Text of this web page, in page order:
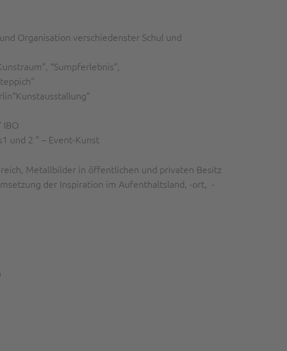
Organisation verschiedenster Schul und
“Sumpferlebnis”,
IBO
und 2 ” – Event-Kunst
Metallbilder in öffentlichen und privaten Besitz
der Inspiration im Aufenthaltsland, -ort, -